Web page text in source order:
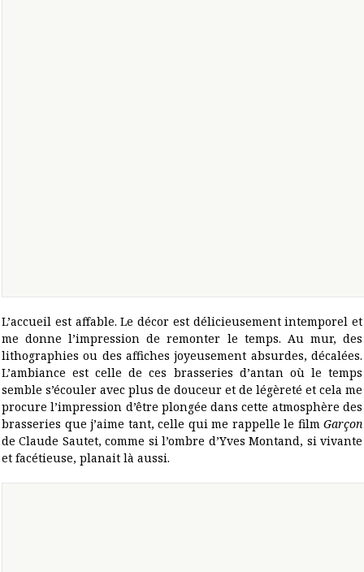
L’accueil est affable. Le décor est délicieusement intemporel et
me donne l’impression de remonter le temps. Au mur, des
lithographies ou des affiches joyeusement absurdes, décalées.
L’ambiance est celle de ces brasseries d’antan où le temps
semble s’écouler avec plus de douceur et de légèreté et cela me
procure l’impression d’être plongée dans cette atmosphère des
brasseries que j’aime tant, celle qui me rappelle le film Garçon
de Claude Sautet, comme si l’ombre d’Yves Montand, si vivante
et facétieuse, planait là aussi.